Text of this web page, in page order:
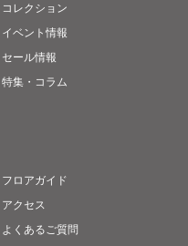
コレクション
イベント情報
セール情報
特集・コラム
フロアガイド
アクセス
よくあるご質問